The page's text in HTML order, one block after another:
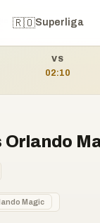
🇷🇴Superliga
VS
02:10
Magic